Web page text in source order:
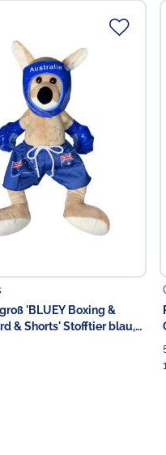
'BLUEY Boxing &
& Shorts' Stofftier blau,